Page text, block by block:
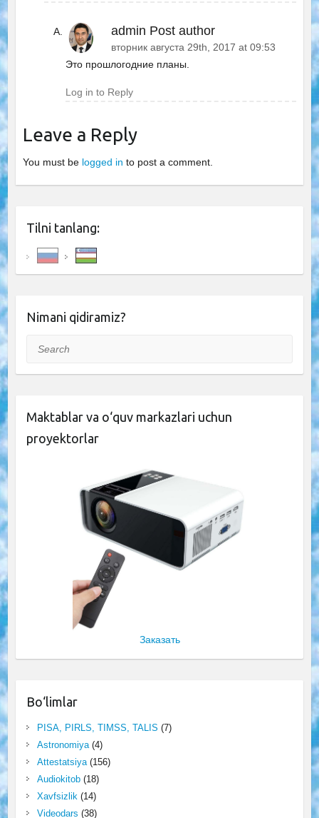
admin Post author
вторник августа 29th, 2017 at 09:53
Это прошлогодние планы.
Log in to Reply
Leave a Reply
You must be logged in to post a comment.
Tilni tanlang:
Nimani qidiramiz?
Search
Maktablar va o‘quv markazlari uchun
proyektorlar
Заказать
Bo‘limlar
PISA, PIRLS, TIMSS, TALIS (7)
Astronomiya(4)
Attestatsiya(156)
Audiokitob(18)
Xavfsizlik(14)
Videodars (38)